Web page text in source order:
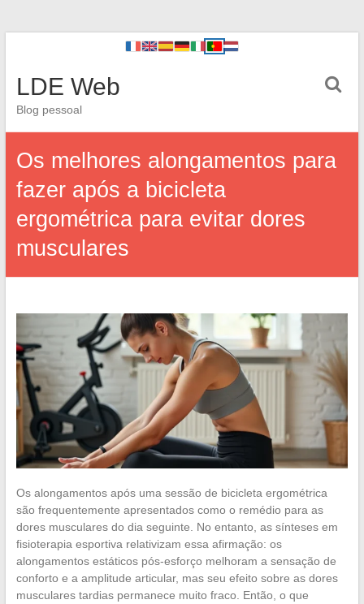
LDE Web
Blog pessoal
Os melhores alongamentos para
fazer após a bicicleta
ergométrica para evitar dores
musculares
Os alongamentos após uma sessão de bicicleta ergométrica
são frequentemente apresentados como o remédio para as
dores musculares do dia seguinte. No entanto, as sínteses em
fisioterapia esportiva relativizam essa afirmação: os
alongamentos estáticos pós-esforço melhoram a sensação de
conforto e a amplitude articular, mas seu efeito sobre as dores
musculares tardias permanece muito fraco. Então, o que